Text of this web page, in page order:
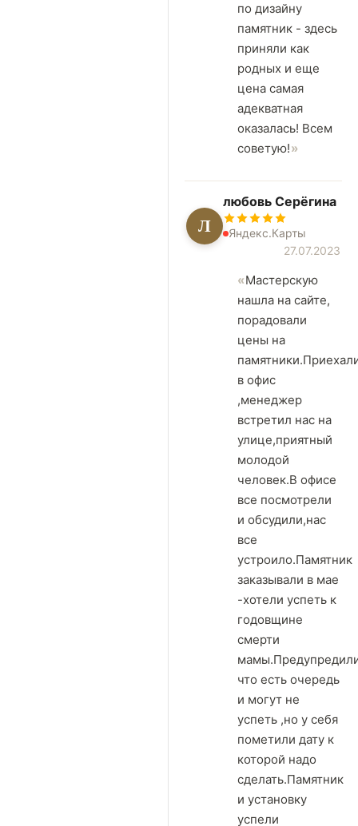
по дизайну
памятник - здесь
приняли как
родных и еще
цена самая
адекватная
оказалась! Всем
советую!
Л
любовь Серёгина
Яндекс.Карты
27.07.2023
Мастерскую
нашла на сайте,
порадовали
цены на
в офис
,менеджер
встретил нас на
улице,приятный
молодой
человек.В офисе
все посмотрели
и обсудили,нас
все
устроило.Памятник
заказывали в мае
-хотели успеть к
годовщине
смерти
что есть очередь
и могут не
успеть ,но у себя
пометили дату к
которой надо
сделать.Памятник
и установку
успели